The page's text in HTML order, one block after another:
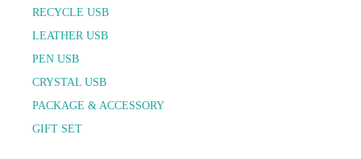
RECYCLE USB
LEATHER USB
PEN USB
CRYSTAL USB
PACKAGE & ACCESSORY
GIFT SET